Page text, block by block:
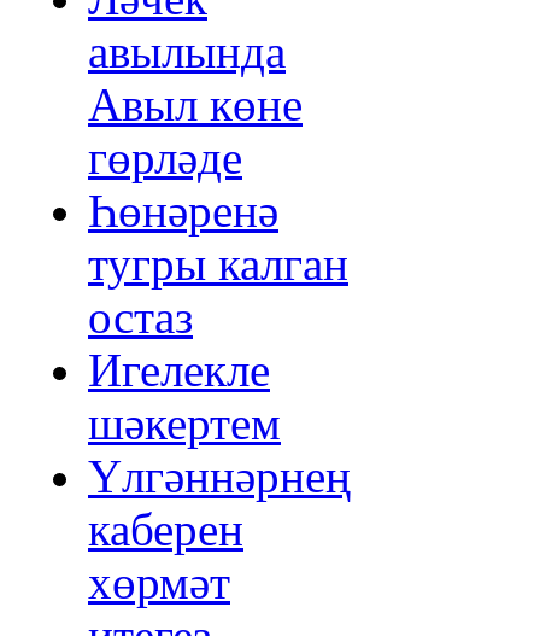
авылында
Авыл көне
гөрләде
Һөнәренә
тугры калган
остаз
Игелекле
шәкертем
Үлгәннәрнең
каберен
хөрмәт